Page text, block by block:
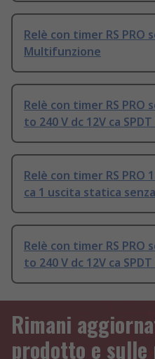
Relè con timer RS PRO
Multifunzione
Relè con timer RS PRO
to 240 V dc 12V ca SPDT
Relè con timer RS PRO
ca 1 uscita statica
Relè con timer RS PRO
to 240 V dc 12V ca SPDT
Rimani
prodotto e